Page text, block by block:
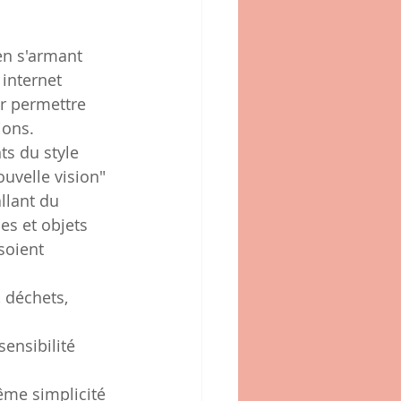
s'armant
permettre
du style
vision"
du
et objets
simplicité